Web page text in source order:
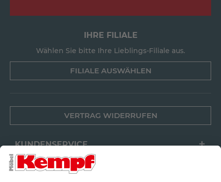
IHRE FILIALE
Wählen Sie bitte Ihre Lieblings-Filiale aus.
FILIALE AUSWÄHLEN
VERTRAG WIDERRUFEN
KUNDENSERVICE
FILIALEN